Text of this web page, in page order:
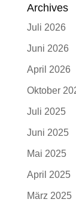
Archives
Juli 2026
Juni 2026
April 2026
Oktober
Juli 2025
Juni 2025
Mai 2025
April 2025
März 2025